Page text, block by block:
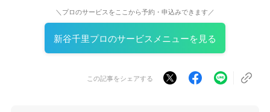
＼プロのサービスをここから予約・申込みできます／
新谷千里プロのサービスメニューを見る
この記事をシェアする